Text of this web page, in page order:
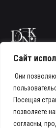
Сайт
Они
Посещая
позволяете
согласны,
Телефон
+7 978
Адрес